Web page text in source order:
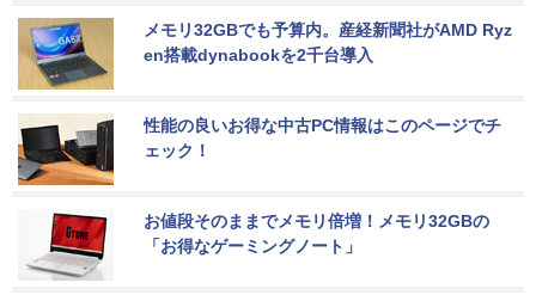
メモリ32GBでも予算内。産経新聞社がAMD Ryz
en搭載dynabookを2千台導入
性能の良いお得な中古PC情報はこのページでチ
ェック！
お値段そのままでメモリ倍増！メモリ32GBの
「お得なゲーミングノート」